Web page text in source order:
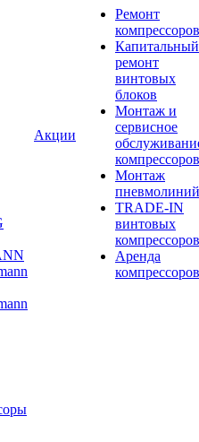
Акции
Ремонт
компрессоров
Капитальный
ремонт
винтовых
блоков
Монтаж и
сервисное
компрессоров
Монтаж
пневмолиний
TRADE-IN
винтовых
компрессоров
Аренда
компрессоров